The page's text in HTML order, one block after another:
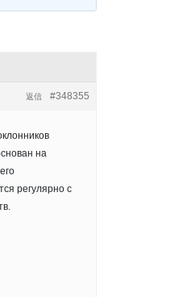
#348355
返信
на
регулярно с